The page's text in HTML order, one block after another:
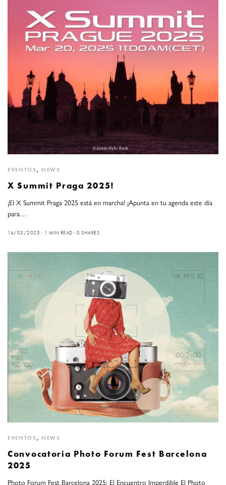
EVENTOS , NEWS
X Summit Praga 2025!
¡El X Summit Praga 2025 está en marcha! ¡Apunta en tu agenda este día
para…
14/03/2025 1 MIN READ 0 SHARES
EVENTOS , NEWS
Convocatoria Photo Forum Fest Barcelona
2025
Photo Forum Fest Barcelona 2025: El Encuentro Imperdible El Photo